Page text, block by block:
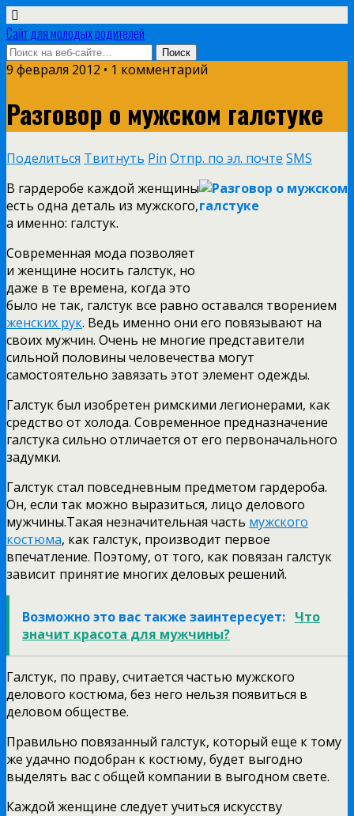
Сайт для молодых родителей
9 февраля 2012 • 1 комментарий
Разговор о мужском галстуке
Поделиться Твитнуть Pin Отпр. по эл. почте SMS
В гардеробе каждой женщины
есть одна деталь из мужского,
а именно: галстук.
Современная мода позволяет
и женщине носить галстук, но
даже в те времена, когда это
было не так, галстук все равно оставался творением
женских рук. Ведь именно они его повязывают на
своих мужчин. Очень не многие представители
сильной половины человечества могут
самостоятельно завязать этот элемент одежды.
Галстук был изобретен римскими легионерами, как
средство от холода. Современное предназначение
галстука сильно отличается от его первоначального
задумки.
Галстук стал повседневным предметом гардероба.
Он, если так можно выразиться, лицо делового
мужчины.Такая незначительная часть мужского
костюма, как галстук, производит первое
впечатление. Поэтому, от того, как повязан галстук
зависит принятие многих деловых решений.
Возможно это вас также заинтересует: Что
значит красота для мужчины?
Галстук, по праву, считается частью мужского
делового костюма, без него нельзя появиться в
деловом обществе.
Правильно повязанный галстук, который еще к тому
же удачно подобран к костюму, будет выгодно
выделять вас с общей компании в выгодном свете.
Каждой женщине следует учиться искусству